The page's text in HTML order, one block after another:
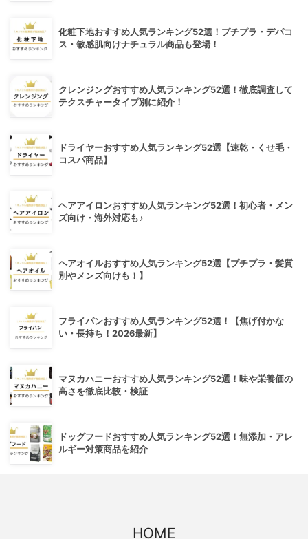
化粧下地おすすめ人気ランキング52選！プチプラ・デパコ
ス・敏感肌向けナチュラル商品も登場！
クレンジングおすすめ人気ランキング52選！徹底調査して
テクスチャータイプ別に紹介！
ドライヤーおすすめ人気ランキング52選【速乾・くせ毛・
コスパ商品】
ヘアアイロンおすすめ人気ランキング52選！初心者・メン
ズ向け・海外対応も♪
ヘアオイルおすすめ人気ランキング52選【プチプラ・髪質
別やメンズ向けも！】
フライパンおすすめ人気ランキング52選！【焦げ付かな
い・長持ち！2026最新】
マヌカハニーおすすめ人気ランキング52選！味や栄養価の
高さを徹底比較・検証
ドッグフードおすすめ人気ランキング52選！無添加・アレ
ルギー対策商品を紹介
HOME